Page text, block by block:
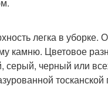
легка в уборке.
камню. Цветовое
черный или
тосканской